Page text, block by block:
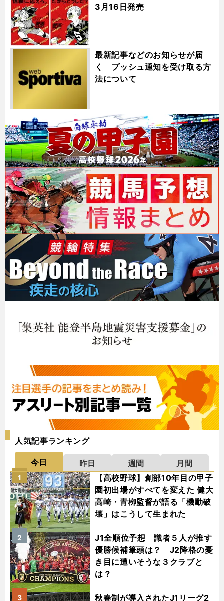
3月16日発売
最新記事などのお知らせが届
く プッシュ通知を受け取る方
法について
人気記事ランキング
今日 昨日 週間
月間
【高校野球】創部10年目の甲子
園初出場がすべてを変えた 健大
高崎・青栁監督が語る「機動破
壊」はこうして生まれた
1
J1全順位予想 識者５人が推す
優勝候補筆頭は？ J2降格の憂
き目に遭いそうな３クラブと
は？
2
秋春制が導入されたJ1リーグ2
3